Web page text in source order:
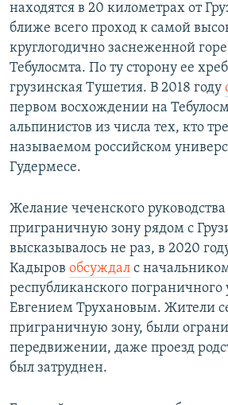
находятся в 20 километрах от
ближе всего проход к самой
круглогодично заснеженной
Тебулосмта. По ту сторону ее
грузинская Тушетия. В 2018 году
первом восхождении на
альпинистов из числа тех, кто
называемом российском
Гудермесе.
Желание чеченского руководства
приграничную зону рядом с
высказывалось не раз, в 2020
Кадыров обсуждал с
республиканского
Евгением Трухановым. Жители
приграничную зону, были
передвижении, даже проезд
был затруднен.